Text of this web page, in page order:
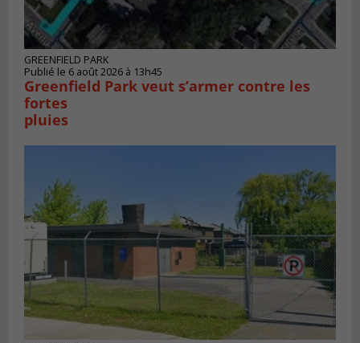
GREENFIELD PARK
Publié le 6 août 2026 à 13h45
Greenfield Park veut s’armer contre les
fortes
pluies